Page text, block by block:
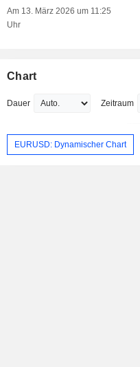
Am 13. März 2026 um 11:25
Uhr
Chart
Dauer Zeitraum
EURUSD: Dynamischer Chart